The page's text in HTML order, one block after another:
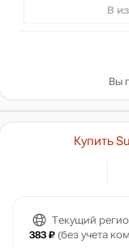
В
Вы
Купить
Текущий
383 ₽ (без учета